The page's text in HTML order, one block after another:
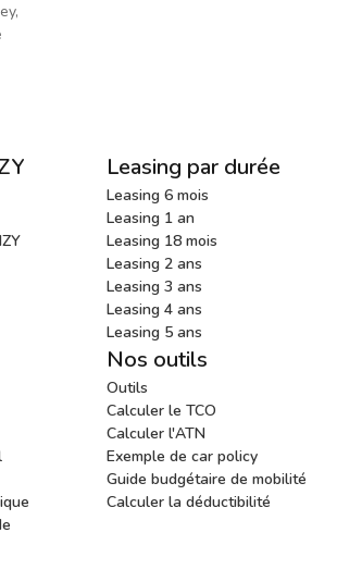
Leasing par durée
Leasing 6 mois
Leasing 1 an
Leasing 18 mois
Leasing 2 ans
Leasing 3 ans
Leasing 4 ans
Leasing 5 ans
Nos outils
Outils
Calculer le TCO
Calculer l'ATN
Exemple de car policy
Guide budgétaire de mobilité
Calculer la déductibilité